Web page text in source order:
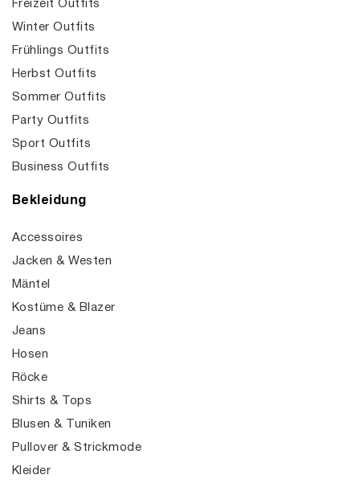
Freizeit Outfits
Winter Outfits
Frühlings Outfits
Herbst Outfits
Sommer Outfits
Party Outfits
Sport Outfits
Business Outfits
Bekleidung
Accessoires
Jacken & Westen
Mäntel
Kostüme & Blazer
Jeans
Hosen
Röcke
Shirts & Tops
Blusen & Tuniken
Pullover & Strickmode
Kleider